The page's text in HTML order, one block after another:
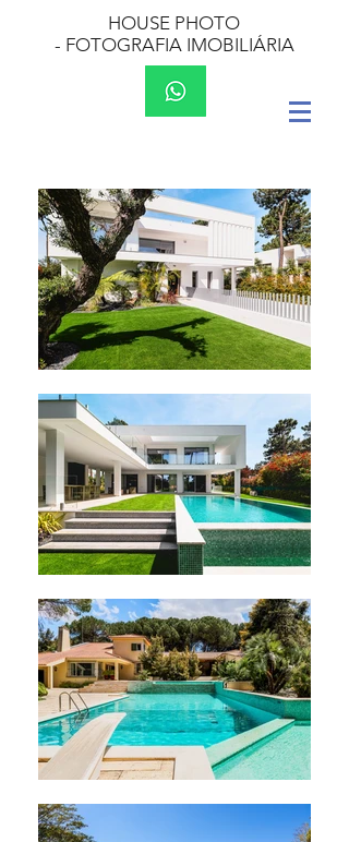
HOUSE PHOTO
- FOTOGRAFIA IMOBILIÁRIA